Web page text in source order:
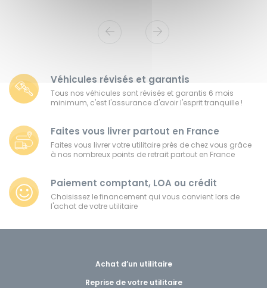
Véhicules révisés et garantis
Tous nos véhicules sont révisés et garantis 6 mois
minimum, c'est l'assurance d'avoir l'esprit tranquille !
Faites vous livrer partout en France
Faites vous livrer votre utilitaire près de chez vous grâce
à nos nombreux points de retrait partout en France
Paiement comptant, LOA ou crédit
Choisissez le financement qui vous convient lors de
l'achat de votre utilitaire
Achat d’un utilitaire
Reprise de votre utilitaire